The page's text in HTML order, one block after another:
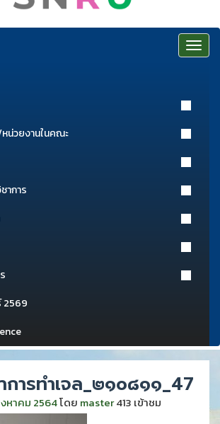
Toggle
น่วยงานในคณะ
าการ
2569
การทำเจล_๒๑๐๘๑๑_47
งหาคม 2564โดย master413 เข้าชม